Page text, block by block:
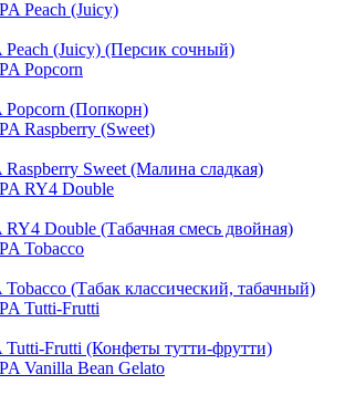
Peach (Juicy) (Персик сочный)
Popcorn (Попкорн)
Sweet (Малина сладкая)
Double (Табачная смесь двойная)
(Табак классический, табачный)
Tutti-Frutti (Конфеты тутти-фрутти)